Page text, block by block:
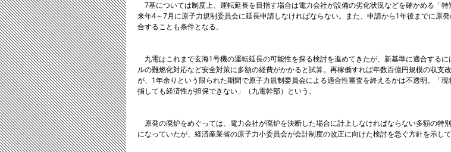
7基については制度上、運転延長を目指す場合は電力会社が設備の劣化状況などを確かめる「特
来年4～7月に原子力規制委員会に延長申請しなければならない。また、申請から1年後までに原
合することも条件となる。
九電はこれまで玄海1号機の運転延長の可能性を探る検討を進めてきたが、新基準に適合する
ルの難燃化対応など安全対策に多額の経費がかかると試算。再稼働すれば年数百億円規模の収支
が、1年余りという限られた期間で原子力規制委員会による適合性審査を終えるかは不透明。「現
指しても経済性が担保できない」（九電幹部）という。
原発の廃炉をめぐっては、電力会社が廃炉を決断した場合に計上しなければならない多額の特
になっていたが、経済産業省の原子力小委員会が会計制度の改正に向けた検討を急ぐ方針を示して